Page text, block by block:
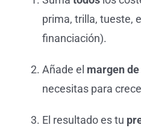
prima, trilla, tueste,
financiación).
Añade el margen
necesitas para
El resultado es tu